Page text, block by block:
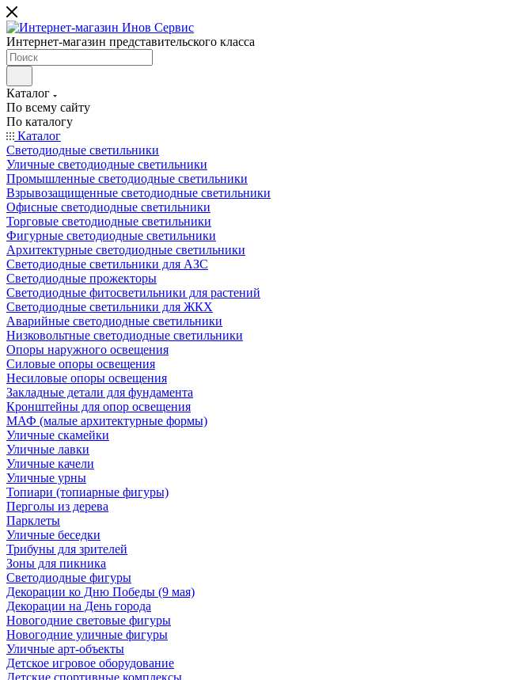
Интернет-магазин представительского класса
Каталог
По всему сайту
По каталогу
Каталог
Светодиодные светильники
Уличные светодиодные светильники
Промышленные светодиодные светильники
Взрывозащищенные светодиодные светильники
Офисные светодиодные светильники
Торговые светодиодные светильники
Фигурные светодиодные светильники
Архитектурные светодиодные светильники
Светодиодные светильники для АЗС
Светодиодные прожекторы
Светодиодные фитосветильники для растений
Светодиодные светильники для ЖКХ
Аварийные светодиодные светильники
Низковольтные светодиодные светильники
Опоры наружного освещения
Силовые опоры освещения
Несиловые опоры освещения
Закладные детали для фундамента
Кронштейны для опор освещения
МАФ (малые архитектурные формы)
Уличные скамейки
Уличные лавки
Уличные качели
Уличные урны
Топиари (топиарные фигуры)
Перголы из дерева
Парклеты
Уличные беседки
Трибуны для зрителей
Зоны для пикника
Светодиодные фигуры
Декорации ко Дню Победы (9 мая)
Декорации на День города
Новогодние световые фигуры
Новогодние уличные фигуры
Уличные арт-объекты
Детское игровое оборудование
Детские спортивные комплексы